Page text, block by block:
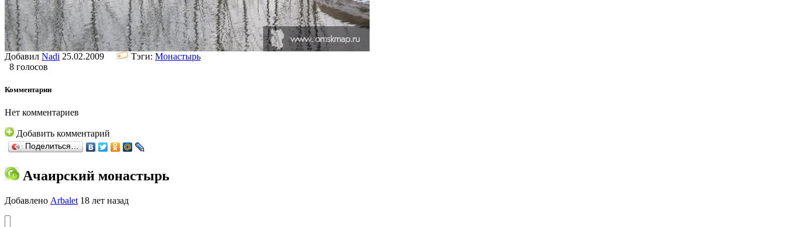
Добавил Nadi 25.02.2009 Тэги: Монастырь
8 голосов
Комментарии
Нет комментариев
Добавить комментарий
Поделиться…
Ачаирский монастырь
Добавлено Arbalet 18 лет назад